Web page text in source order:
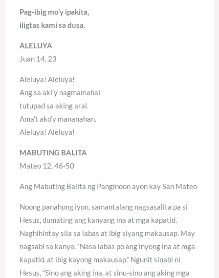
Pag-ibig mo’y ipakita,
iligtas kami sa dusa.
ALELUYA
Juan 14, 23
Aleluya! Aleluya!
Ang sa aki’y nagmamahal
tutupad sa aking aral.
Ama’t ako’y mananahan.
Aleluya! Aleluya!
MABUTING BALITA
Mateo 12, 46-50
Ang Mabuting Balita ng Panginoon ayon kay San Mateo
Noong panahong iyon, samantalang nagsasalita pa si
Hesus, dumating ang kanyang ina at mga kapatid.
Naghihintay sila sa labas at ibig siyang makausap. May
nagsabi sa kanya, “Nasa labas po ang inyong ina at mga
kapatid, at ibig kayong makausap.” Ngunit sinabi ni
Hesus, “Sino ang aking ina, at sinu-sino ang aking mga